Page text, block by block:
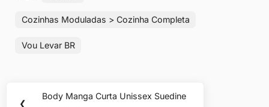
Cozinhas Moduladas > Cozinha Completa
Vou Levar BR
Navegação
❮
Previous
Body Manga Curta Unissex Suedine